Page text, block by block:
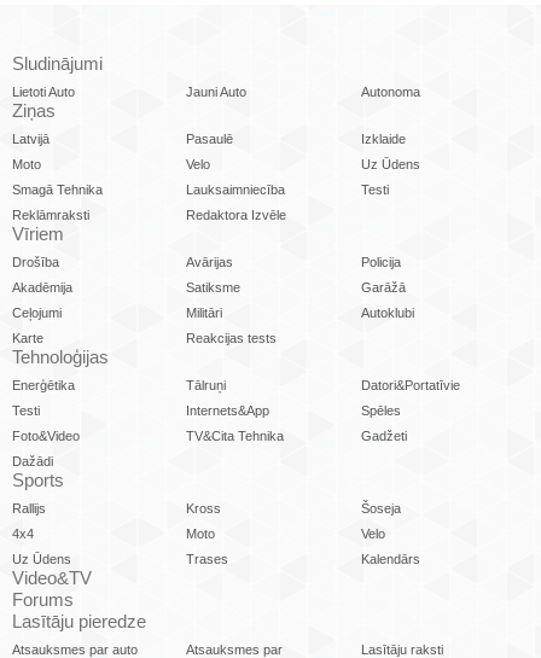
Sludinājumi
Lietoti Auto Jauni Auto Autonoma
Ziņas
Latvijā Pasaulē
Izklaide
Moto
Velo
Uz Ūdens
Smagā Tehnika
Lauksaimniecība
Testi
Reklāmraksti
Redaktora Izvēle
Vīriem
Drošība Avārijas
Policija
Akadēmija
Satiksme
Garāžā
Ceļojumi
Militāri
Autoklubi
Karte
Reakcijas tests
Tehnoloģijas
Enerģētika Tālruņi
Datori&Portatīvie
Testi
Internets&App
Spēles
Foto&Video
TV&Cita Tehnika
Gadžeti
Dažādi
Sports
Rallijs Kross
Šoseja
4x4
Moto
Velo
Uz Ūdens
Trases Kalendārs
Video&TV
Forums
Lasītāju pieredze
Atsauksmes par auto
Atsauksmes par
Lasītāju raksti